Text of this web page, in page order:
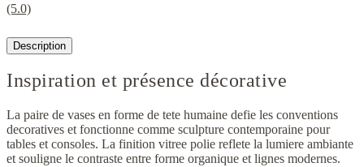
(5.0)
Description
Inspiration et présence décorative
La paire de vases en forme de tete humaine defie les conventions
decoratives et fonctionne comme sculpture contemporaine pour
tables et consoles. La finition vitree polie reflete la lumiere ambiante
et souligne le contraste entre forme organique et lignes modernes.